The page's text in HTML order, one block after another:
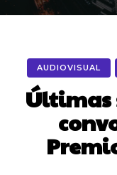
AUDIOVISUAL
Últimas